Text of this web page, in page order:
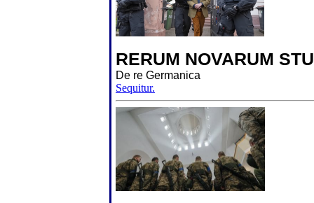
RERUM NOVARUM
De re Germanica
Sequitur.